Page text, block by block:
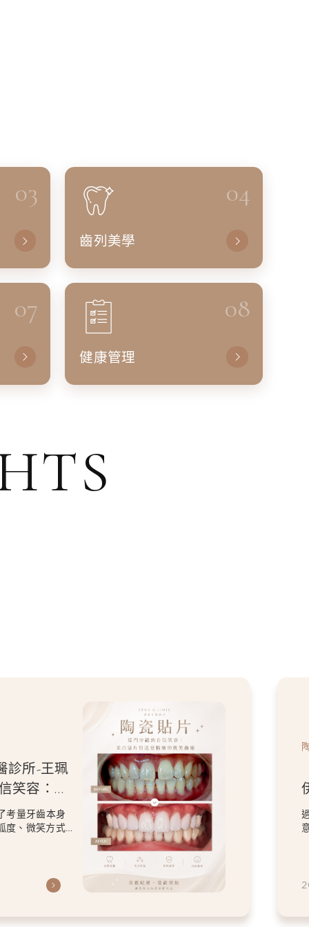
03 04
齒列美學
07 08
健康管理
診所-王珮
磨
特色的微
改善了原本在
留患者喜歡的